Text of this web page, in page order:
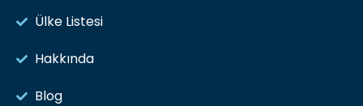
Ülke Listesi
Hakkında
Blog